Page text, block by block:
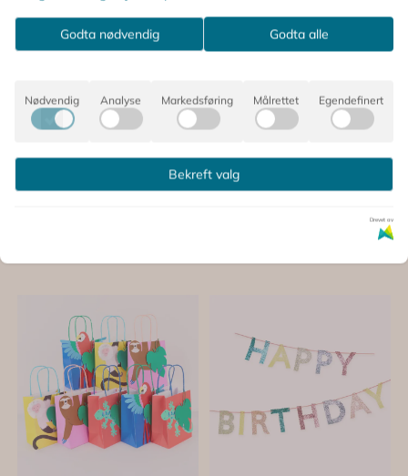
Kjøp Kjøp
Godta nødvendig Godta alle
Nødvendig Analyse Markedsføring Målrettet Egendefinert
Bekreft valg
Drevet av